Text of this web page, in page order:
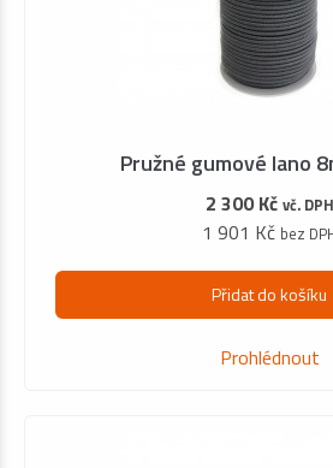
Pružné gumové lano
2 300 Kč vč. DPH
1 901 Kč bez
Přidat do košíku
Prohlédnout